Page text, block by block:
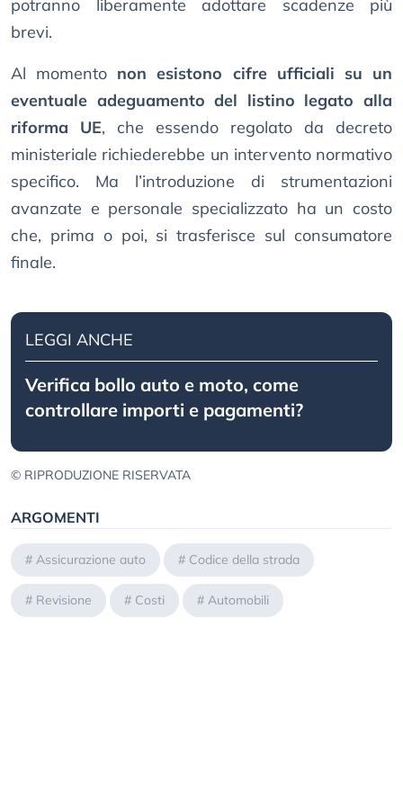
potranno liberamente adottare scadenze più
brevi.
Al momento non esistono cifre ufficiali su un
eventuale adeguamento del listino legato alla
riforma UE, che essendo regolato da decreto
ministeriale richiederebbe un intervento normativo
specifico. Ma l’introduzione di strumentazioni
avanzate e personale specializzato ha un costo
che, prima o poi, si trasferisce sul consumatore
finale.
LEGGI ANCHE
Verifica bollo auto e moto, come
controllare importi e pagamenti?
© RIPRODUZIONE RISERVATA
ARGOMENTI
# Assicurazione auto # Codice della strada
# Revisione # Costi # Automobili